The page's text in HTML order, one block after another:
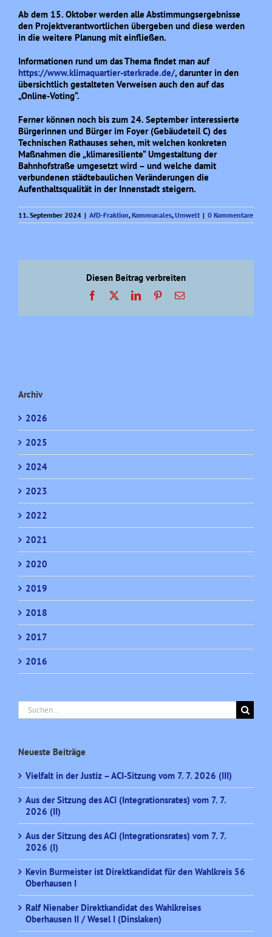
Ab dem 15. Oktober werden alle Abstimmungsergebnisse
den Projektverantwortlichen übergeben und diese werden
in die weitere Planung mit einfließen.
Informationen rund um das Thema findet man auf
https://www.klimaquartier-sterkrade.de/, darunter in den
übersichtlich gestalteten Verweisen auch den auf das
„Online-Voting“.
Ferner können noch bis zum 24. September interessierte
Bürgerinnen und Bürger im Foyer (Gebäudeteil C) des
Technischen Rathauses sehen, mit welchen konkreten
Maßnahmen die „klimaresiliente“ Umgestaltung der
Bahnhofstraße umgesetzt wird – und welche damit
verbundenen städtebaulichen Veränderungen die
Aufenthaltsqualität in der Innenstadt steigern.
11. September 2024 | AfD-Fraktion,Kommunales,Umwelt | 0 Kommentare
Diesen Beitrag verbreiten
Facebook LinkedInPinterest
E-
Archiv
2026
2025
2024
2023
2022
2021
2020
2019
2018
2017
2016
Suche
nach:
Neueste Beiträge
Vielfalt in der Justiz – ACI-Sitzung vom 7. 7. 2026 (III)
Aus der Sitzung des ACI (Integrationsrates) vom 7. 7.
2026 (II)
Aus der Sitzung des ACI (Integrationsrates) vom 7. 7.
2026 (I)
Kevin Burmeister ist Direktkandidat für den Wahlkreis 56
Oberhausen I
Ralf Nienaber Direktkandidat des Wahlkreises
Oberhausen II / Wesel I (Dinslaken)